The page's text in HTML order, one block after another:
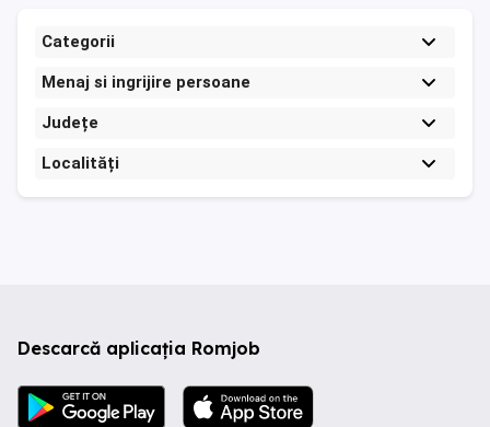
Categorii
Menaj si ingrijire persoane
Județe
Localități
Descarcă aplicația Romjob